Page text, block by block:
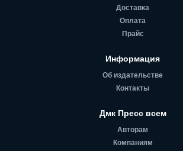
Доставка
Оплата
Прайс
Информация
Об издательстве
Контакты
Дмк Пресс всем
Авторам
Компаниям